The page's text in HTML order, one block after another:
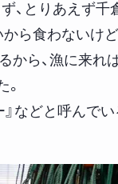
、とりあえず千
ら食わないけ
ら、漁に来れ
などと呼んでい